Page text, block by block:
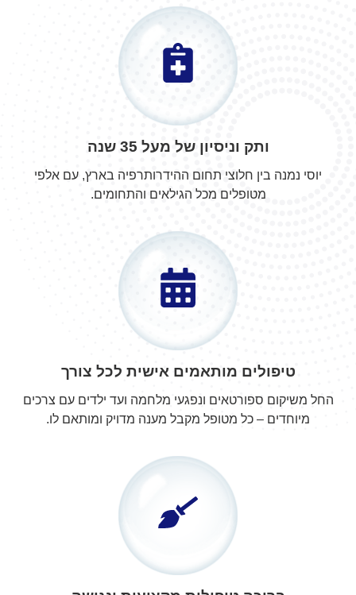
ותק וניסיון של מעל 35 שנה
יוסי נמנה בין חלוצי תחום ההידרותרפיה בארץ, עם אלפי
מטופלים מכל הגילאים והתחומים.
טיפולים מותאמים אישית לכל צורך
החל משיקום ספורטאים ונפגעי מלחמה ועד ילדים עם צרכים
מיוחדים – כל מטופל מקבל מענה מדויק ומותאם לו.